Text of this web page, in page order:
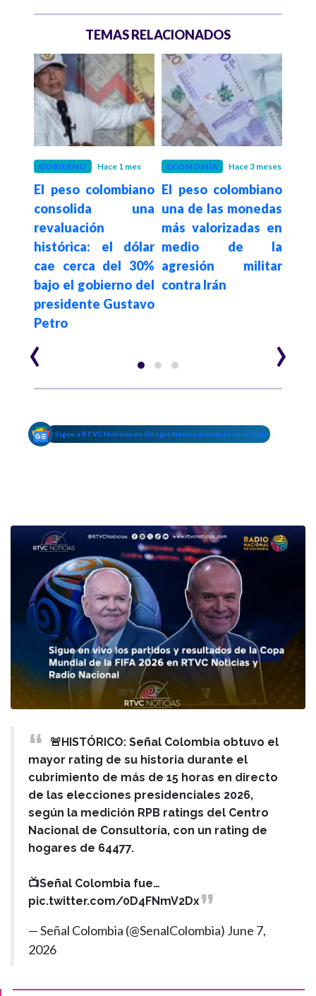
TEMAS RELACIONADOS
GOBIERNO Hace 1 mes
El peso colombiano
consolida una
revaluación
histórica: el dólar
cae cerca del 30%
bajo el gobierno del
presidente Gustavo
Petro
ECONOMÍA Hace 3 meses
El peso colombiano
una de las monedas
más valorizadas en
medio de la
agresión militar
contra Irán
‹ ›
Sigue a RTVC Noticias en Google News y mantente conectado
🚨HISTÓRICO: Señal Colombia obtuvo el
mayor rating de su historia durante el
cubrimiento de más de 15 horas en directo
de las elecciones presidenciales 2026,
según la medición RPB ratings del Centro
Nacional de Consultoría, con un rating de
hogares de 64477.
📺Señal Colombia fue…
pic.twitter.com/0D4FNmV2Dx
— Señal Colombia (@SenalColombia) June 7,
2026